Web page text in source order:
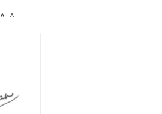
＾